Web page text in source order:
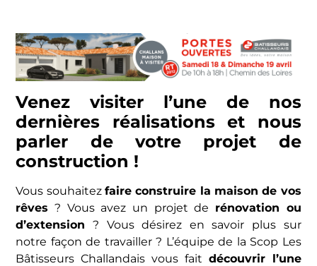
Venez visiter l’une de nos
dernières réalisations et nous
parler de votre projet de
construction !
Vous souhaitezfaire construire la maison de vos
rêves ? Vous avez un projet de rénovation ou
d’extension ? Vous désirez en savoir plus sur
notre façon de travailler ? L’équipe de la Scop Les
Bâtisseurs Challandais vous fait découvrir l’une